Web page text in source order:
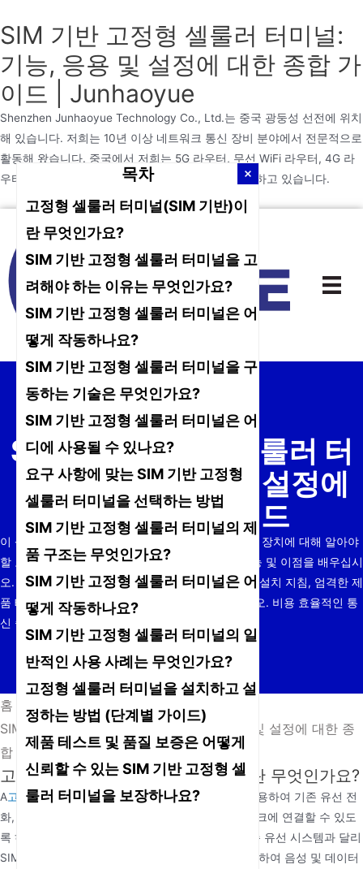
SIM 기반 고정형 셀룰러 터미널:
기능, 응용 및 설정에 대한 종합 가
이드 | Junhaoyue
Shenzhen Junhaoyue Technology Co., Ltd.는 중국 광둥성 선전에 위치
해 있습니다. 저희는 10년 이상 네트워크 통신 장비 분야에서 전문적으로
활동해 왔습니다. 중국에서 저희는 5G 라우터, 무선 WiFi 라우터, 4G 라
우터 및 WiFi 라우터의 설계, 분석 및 생산에만 집중하고 있습니다.
로
건
기
SIM 기반 고정형 셀룰러 터
미널: 기능, 응용 및 설정에
대한 종합 가이드
이 상세 가이드에서 SIM 기반 고정형 셀룰러 터미널 장치에 대해 알아야
할 모든 것을 알아보세요. 구조, 작동 원리, 주요 기능 및 이점을 배우십시
오. 다양한 산업 분야의 일반적인 사용 사례, 단계별 설치 지침, 엄격한 제
품 테스트가 신뢰성을 보장하는 방법을 살펴보십시오. 비용 효율적인 통
신 솔루션이나 백업 시스템을 찾고 있다면, 이
홈 뉴스 /
SIM 기반 고정형 셀룰러 터미널: 기능, 응용 및 설정에 대한 종
합 가이드
목차
고정형 셀룰러 터미널(SIM 기반)이
란 무엇인가요?
SIM 기반 고정형 셀룰러 터미널을 고
려해야 하는 이유는 무엇인가요?
SIM 기반 고정형 셀룰러 터미널은 어
떻게 작동하나요?
SIM 기반 고정형 셀룰러 터미널을 구
동하는 기술은 무엇인가요?
SIM 기반 고정형 셀룰러 터미널은 어
디에 사용될 수 있나요?
요구 사항에 맞는 SIM 기반 고정형
셀룰러 터미널을 선택하는 방법
SIM 기반 고정형 셀룰러 터미널의 제
품 구조는 무엇인가요?
SIM 기반 고정형 셀룰러 터미널은 어
떻게 작동하나요?
SIM 기반 고정형 셀룰러 터미널의 일
반적인 사용 사례는 무엇인가요?
고정형 셀룰러 터미널을 설치하고 설
정하는 방법 (단계별 가이드)
제품 테스트 및 품질 보증은 어떻게
신뢰할 수 있는 SIM 기반 고정형 셀
룰러 터미널을 보장하나요?
고정형 셀룰러 터미널(SIM 기반)이란 무엇인가요?
A고정형 셀룰러 터미널 (SIM 기반)은 SIM 카드를 사용하여 기존 유선 전
화, 팩스 기기 또는 기타 통신 장비가 셀룰러 네트워크에 연결할 수 있도
록 하는 장치입니다. 물리적 케이블에 의존하는 기존 유선 시스템과 달리
SIM 기반 고정형 셀룰러 터미널은 무선 기술을 사용하여 음성 및 데이터